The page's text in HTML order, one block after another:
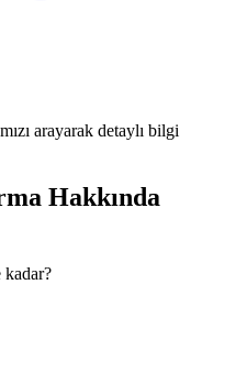
arayarak detaylı bilgi
Hakkında
kadar?